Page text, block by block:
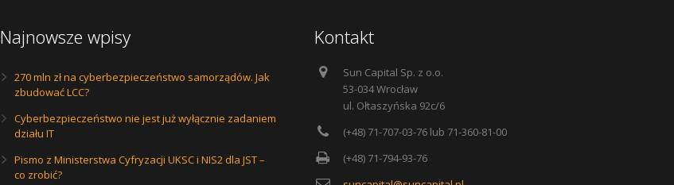
Najnowsze wpisy
270 mln zł na cyberbezpieczeństwo samorządów. Jak
zbudować LCC?
Cyberbezpieczeństwo nie jest już wyłącznie zadaniem
działu IT
Pismo z Ministerstwa Cyfryzacji UKSC i NIS2 dla JST –
co zrobić?
Kontakt
Sun Capital Sp. z o.o.
53-034 Wrocław
ul. Ołtaszyńska 92c/6
(+48) 71-707-03-76 lub 71-360-81-00
(+48) 71-794-93-76